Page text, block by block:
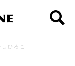
しひろこ